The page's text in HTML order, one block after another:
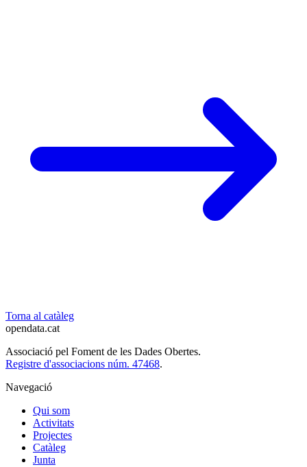
Torna al catàleg
opendata.cat
Associació pel Foment de les Dades Obertes.
Registre d'associacions núm. 47468.
Navegació
Qui som
Activitats
Projectes
Catàleg
Junta